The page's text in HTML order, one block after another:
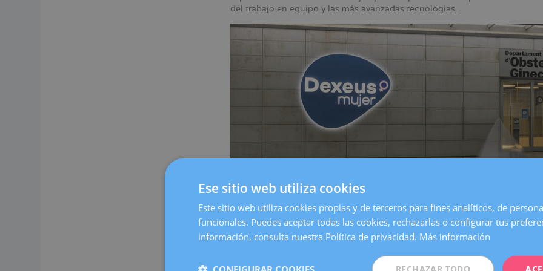
del trabajo en equipo y las más avanzadas tecnologías.
Nuestro centro deBarcelona, es una de las clínicas más grandes y
espacio con todos los servicios necesarios para atender cualquier
En Dexeus Mujer queremos estar aún más cerca de nuestras pacientes.
Ese sitio web utiliza cookies
Este sitio web utiliza cookies propias y de terceros para fines analíticos, de
funcionales. Puedes aceptar todas las cookies, rechazarlas o configurar tus
información, consulta nuestra Política de privacidad. Más información
RECHAZAR TODO